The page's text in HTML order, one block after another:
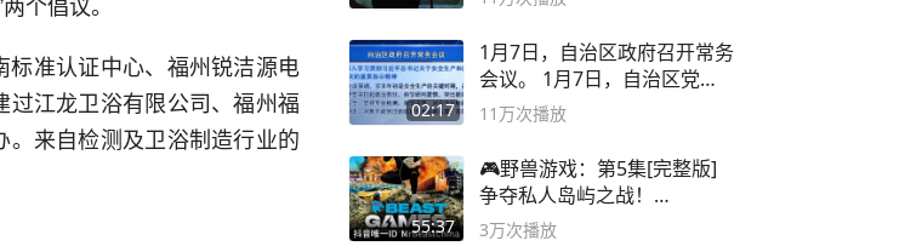
准认证中心、福州锐洁源电
江龙卫浴有限公司、福州福
来自检测及卫浴制造行业的
02:17
1月7日，自治区政府召开常务
会议。 1月7日，自治区党委
副书记
11万次播放
55:37
🎮野兽游戏：第5集[完整版]
争夺私人岛屿之战！
#MrBeastChina
3万次播放